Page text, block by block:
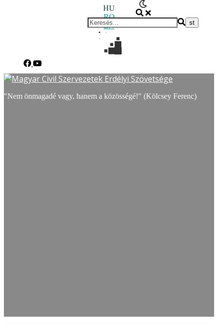
HU
RO
EN
"Nem önmagadé vagy, hanem a közösségé!" (Kölcsey Ferenc)